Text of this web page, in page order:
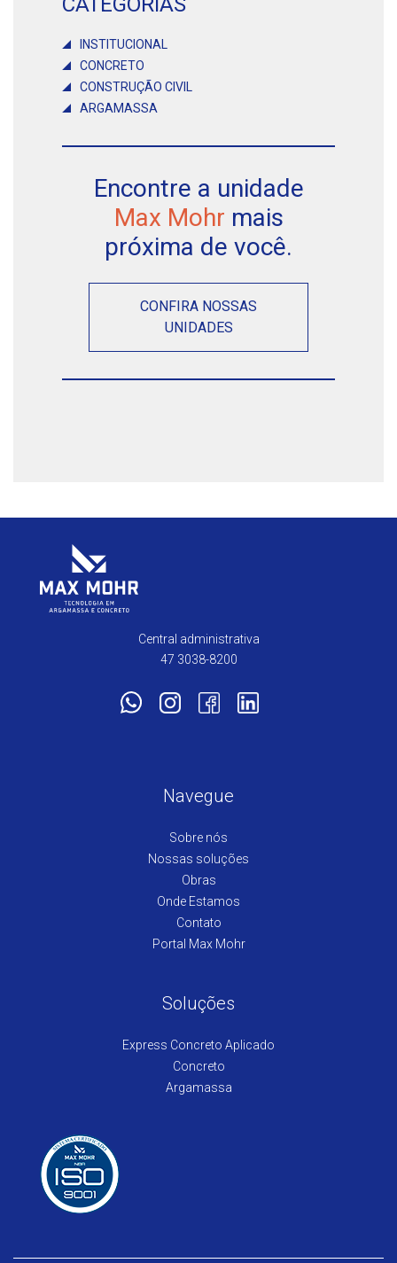
INSTITUCIONAL
CONCRETO
CONSTRUÇÃO CIVIL
ARGAMASSA
Encontre a unidade
Max Mohr mais
próxima de você.
CONFIRA NOSSAS
UNIDADES
Central administrativa
47 3038-8200
Navegue
Sobre nós
Nossas soluções
Obras
Onde Estamos
Contato
Portal Max Mohr
Soluções
Express Concreto Aplicado
Concreto
Argamassa